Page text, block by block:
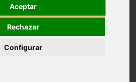
Aceptar
Rechazar
Configurar